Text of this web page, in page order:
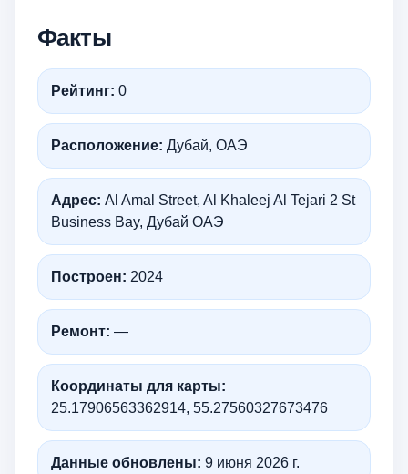
Факты
Рейтинг: 0
Расположение: Дубай, ОАЭ
Адрес: Al Amal Street, Al Khaleej Al Tejari 2 St
Business Bay, Дубай ОАЭ
Построен: 2024
Ремонт: —
Координаты для карты:
25.17906563362914, 55.27560327673476
Данные обновлены: 9 июня 2026 г.